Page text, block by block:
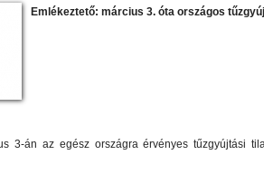
Emlékeztető: március 3. óta országos
3-án az egész országra érvényes tűzgyújtási